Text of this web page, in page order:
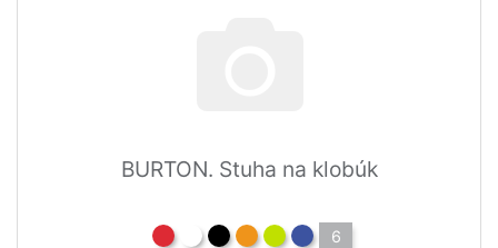
BURTON. Stuha na klobúk
6